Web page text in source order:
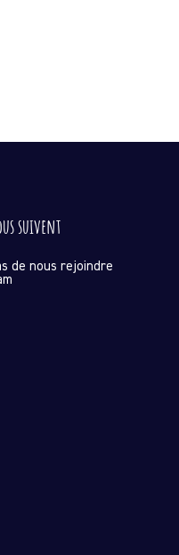
suivent
de nous rejoindre